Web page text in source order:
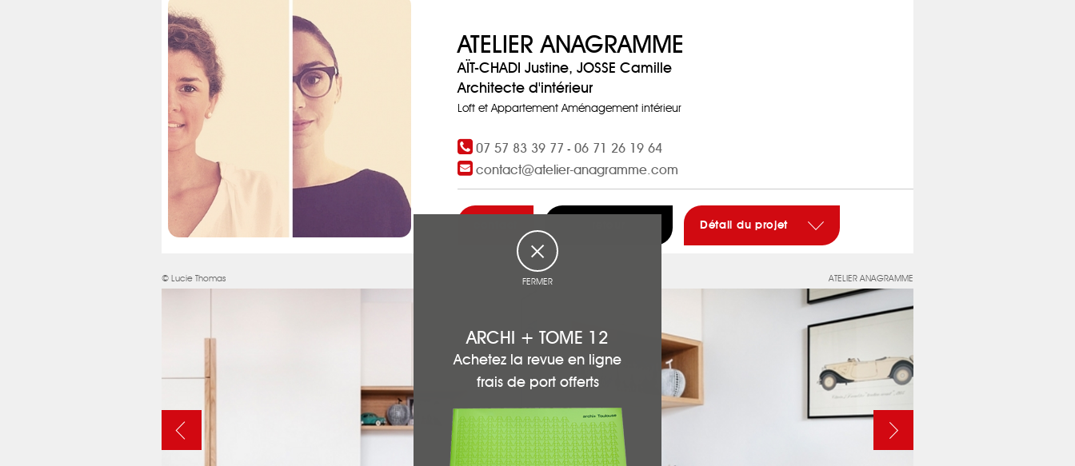
ATELIER ANAGRAMME
AÏT-CHADI Justine, JOSSE Camille
Architecte d'intérieur
Loft et Appartement Aménagement intérieur
07 57 83 39 77 - 06 71 26 19 64
contact@atelier-anagramme.com
Détail du projet
© Lucie Thomas ATELIER ANAGRAMME
FERMER
ARCHI + TOME 12
Achetez la revue en ligne
frais de port offerts